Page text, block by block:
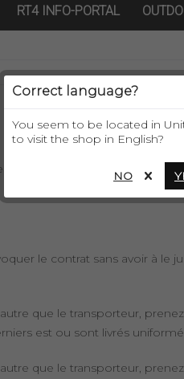
RT4 INFO-PORTAL
transaction dans un but
le contrat sans avoir à le
que le transporteur,
est ou sont livrés
que le transporteur,
Correct language?
You seem to be located in
to visit the shop in English?
NO